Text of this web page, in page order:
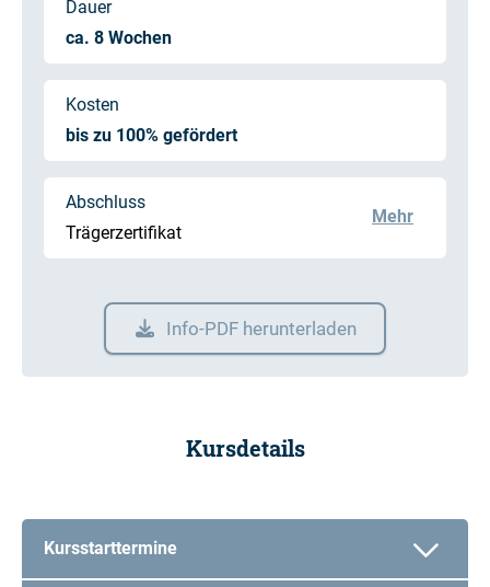
Dauer
ca. 8 Wochen
Kosten
bis zu 100% gefördert
Abschluss
Trägerzertifikat
Mehr
Info-PDF herunterladen
Kursdetails
Kursstarttermine